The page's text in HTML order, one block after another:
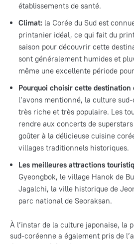
établissements de santé.
Climat: la Corée du Sud est
printanier idéal, ce qui fait du
saison pour découvrir cette
sont généralement humides et
même une excellente période
Pourquoi choisir cette destination
l’avons mentionné, la culture
très riche et très populaire. Les
rendre aux concerts de
goûter à la délicieuse cuisine
villages traditionnels historiques.
Les meilleures attractions
Gyeongbok, le village Hanok de
Jagalchi, la ville historique de
parc national de Seoraksan.
À l’instar de la culture japonaise, la
sud-coréenne a également pris de